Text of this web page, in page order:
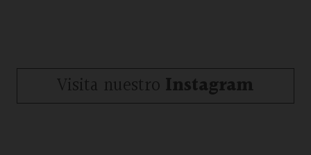
Visita nuestro Instagram